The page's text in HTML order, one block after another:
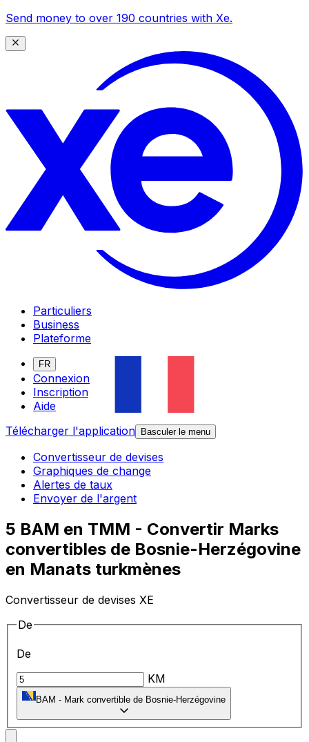
Send money to over 190 countries with Xe.
Particuliers
Business
Plateforme
FR
Connexion
Inscription
Aide
Télécharger l'application
Basculer le menu
Convertisseur de devises
Graphiques de change
Alertes de taux
Envoyer de l'argent
5 BAM en TMM - Convertir Marks
convertibles de Bosnie-Herzégovine
en Manats turkmènes
Convertisseur de devises XE
De
De
KM
BAM - Mark convertible de Bosnie-Herzégovine